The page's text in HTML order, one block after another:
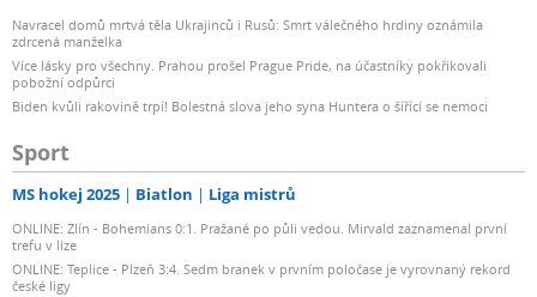
Navracel domů mrtvá těla Ukrajinců i Rusů: Smrt válečného hrdiny oznámila
zdrcená manželka
Více lásky pro všechny. Prahou prošel Prague Pride, na účastníky pokřikovali
pobožní odpůrci
Biden kvůli rakovině trpí! Bolestná slova jeho syna Huntera o šířící se nemoci
Sport
MS hokej 2025 Biatlon Liga mistrů
ONLINE: Zlín - Bohemians 0:1. Pražané po půli vedou. Mirvald zaznamenal první
trefu v lize
ONLINE: Teplice - Plzeň 3:4. Sedm branek v prvním poločase je vyrovnaný rekord
české ligy